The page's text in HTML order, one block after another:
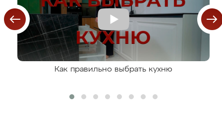
Как правильно выбрать кухню